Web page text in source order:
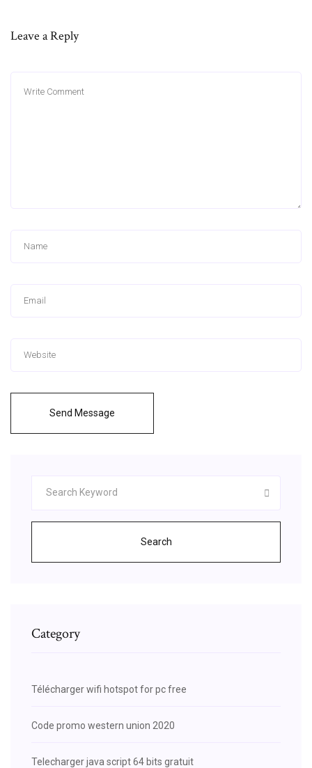
Leave a Reply
Send Message
Search
Category
Télécharger wifi hotspot for pc free
Code promo western union 2020
Telecharger java script 64 bits gratuit